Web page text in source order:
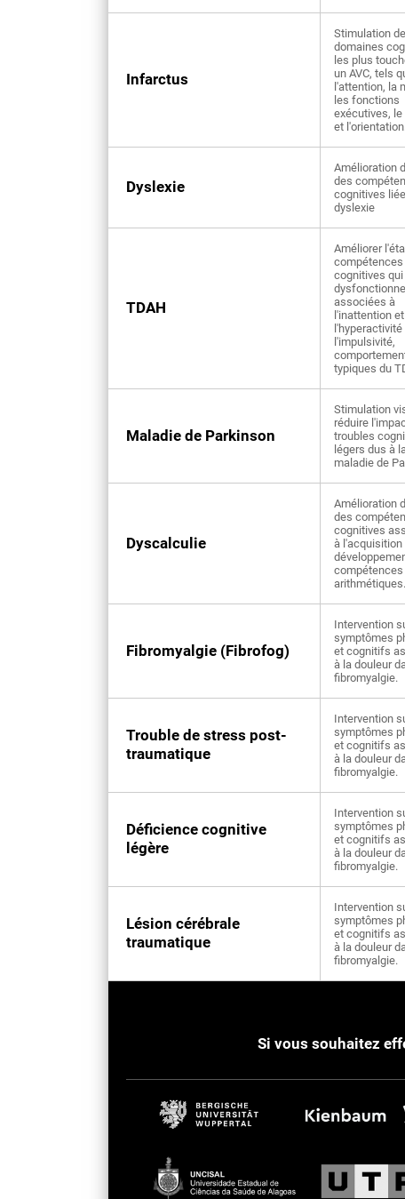
Infarctus
Stimulation
domaines
les plus
un AVC, tels
l'attention, la
les fonctions
exécutives, le
et
Dyslexie
Amélioration
des
cognitives
dyslexie
TDAH
Améliorer
compétences
cognitives
associées à
l'inattention
l'hyperactivité
l'impulsivité,
typiques du
Maladie de Parkinson
Stimulation
réduire
troubles
légers dus à
maladie de
Dyscalculie
Amélioration
des
cognitives
à l'acquisition
compétences
arithmétiques.
Fibromyalgie (Fibrofog)
Intervention
symptômes
et cognitifs
à la douleur
fibromyalgie.
Trouble de stress post-
traumatique
Intervention
symptômes
et cognitifs
à la douleur
fibromyalgie.
Déficience cognitive
légère
Intervention
symptômes
et cognitifs
à la douleur
fibromyalgie.
Lésion cérébrale
traumatique
Intervention
symptômes
et cognitifs
à la douleur
fibromyalgie.
Si vous souhaitez